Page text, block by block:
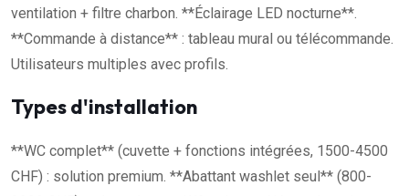
ventilation + filtre charbon. **Éclairage LED nocturne**.
**Commande à distance** : tableau mural ou télécommande.
Utilisateurs multiples avec profils.
Types d'installation
**WC complet** (cuvette + fonctions intégrées, 1500-4500
CHF) : solution premium. **Abattant washlet seul** (800-